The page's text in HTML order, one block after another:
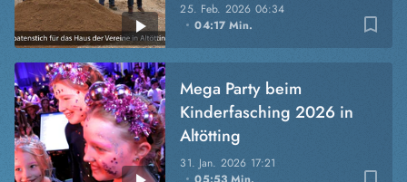
bookmark_border
25. Feb. 2026 06:34
04:17 Min.
31. Jan. 2026 17:21
Mega Party beim
Kinderfasching 2026 in
Altötting